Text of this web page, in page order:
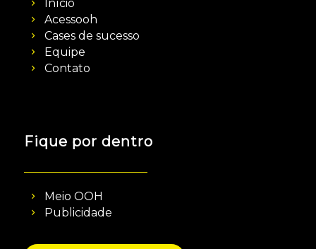
Início
Acessooh
Cases de sucesso
Equipe
Contato
Fique por dentro
Meio OOH
Publicidade